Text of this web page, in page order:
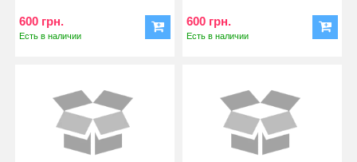
600 грн.
Есть в наличии
600 грн.
Есть в наличии